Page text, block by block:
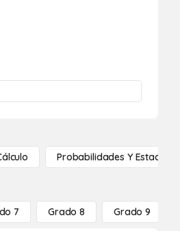
Probabilidades Y
7 Grado 8 Grado 9